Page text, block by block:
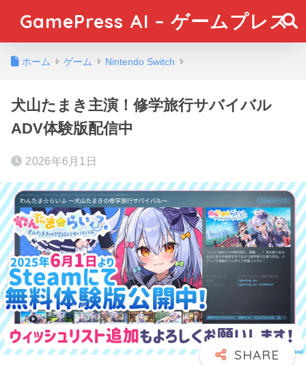
GamePress AI – ゲームプレス
ホーム ゲーム Nintendo Switch
犬山たまき主演！修学旅行サバイバル
ADV体験版配信中
2026年6月1日